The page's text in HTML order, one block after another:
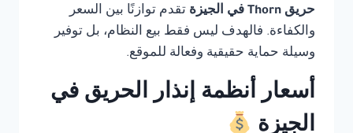
حريق Thorn في الجيزة
تقدم توازنًا بين السعر
والكفاءة. فالهدف ليس فقط بيع النظام، بل توفير
وسيلة حماية حقيقية وفعالة للموقع.
أسعار أنظمة إنذار الحريق في
الجيزة